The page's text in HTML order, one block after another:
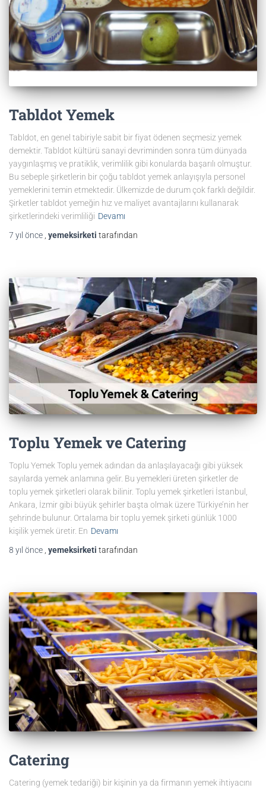
Tabldot Yemek
Tabldot, en genel tabiriyle sabit bir fiyat ödenen seçmesiz yemek
demektir. Tabldot kültürü sanayi devriminden sonra tüm dünyada
yaygınlaşmış ve pratiklik, verimlilik gibi konularda başarılı olmuştur.
Bu sebeple şirketlerin bir çoğu tabldot yemek anlayışıyla personel
yemeklerini temin etmektedir. Ülkemizde de durum çok farklı değildir.
Şirketler tabldot yemeğin hız ve maliyet avantajlarını kullanarak
şirketlerindeki verimliliği Devamı
7 yıl önce yemeksirketi tarafından
Toplu Yemek ve Catering
Toplu Yemek Toplu yemek adından da anlaşılayacağı gibi yüksek
sayılarda yemek anlamına gelir. Bu yemekleri üreten şirketler de
toplu yemek şirketleri olarak bilinir. Toplu yemek şirketleri İstanbul,
Ankara, İzmir gibi büyük şehirler başta olmak üzere Türkiye’nin her
şehrinde bulunur. Ortalama bir toplu yemek şirketi günlük 1000
kişilik yemek üretir. En Devamı
8 yıl önce yemeksirketi tarafından
Catering
Catering (yemek tedariği) bir kişinin ya da firmanın yemek ihtiyacını